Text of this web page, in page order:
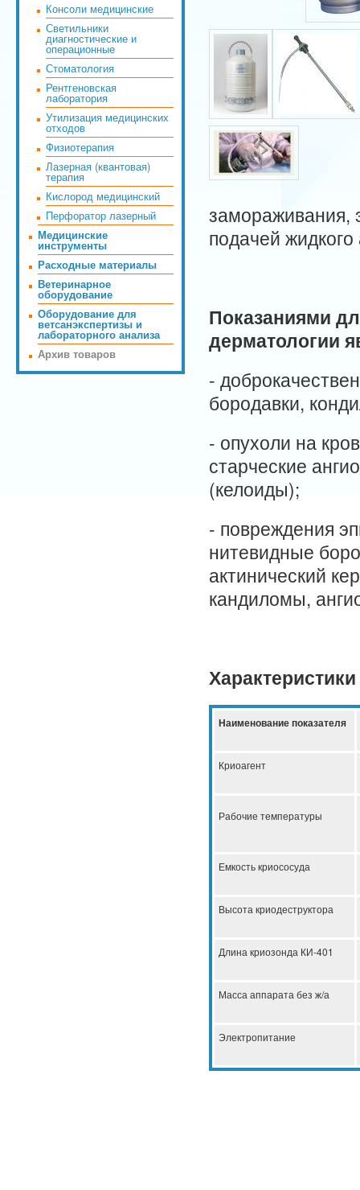
замораживания,
подачей
Показаниями
дерматологии
-
бородавки,
- опухоли на
старческие
(келоиды);
- повреждения
нитевидные
актинический
кандиломы,
Характеристики
Наименование показателя
Криоагент
Рабочие температуры
Емкость криососуда
Высота криодеструктора
Длина криозонда КИ-401
Масса аппарата без ж/а
Электропитание
Консоли медицинские
Светильники
диагностические и
операционные
Стоматология
Рентгеновская
лаборатория
Утилизация медицинских
отходов
Физиотерапия
Лазерная (квантовая)
терапия
Кислород медицинский
Перфоратор лазерный
Медицинские
инструменты
Расходные материалы
Ветеринарное
оборудование
Оборудование для
ветсанэкспертизы и
лабораторного анализа
Архив товаров